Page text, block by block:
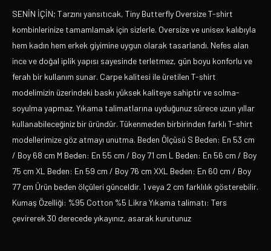
SENİN İÇİN; Tarzını yansıtıcak, Tiny Butterfly Oversize T-shirt
kombinlerinize tamamlamak için sizlerle. Oversize ve unisex kalıbıyla
hem kadın hem erkek giyimine uygun olarak tasarlandı. Nefes alan
ince ve doğal iplik yapısı sayesinde terletmez, gün boyu konforlu ve
ferah bir kullanım sunar. Carpe kalitesi ile üretilen T-shirt
modelimizin üzerindeki baskı yüksek kaliteye sahiptir ve solma-
soyulma yapmaz. Yıkama talimatlarına uyduğunuz sürece uzun yıllar
kullanabileceğiniz bir üründür. Tükenmeden birbirinden farklı T-shirt
modellerimize göz atmayı unutma. Beden Ölçüsü S Beden: En 53 cm
/ Boy 68 cm M Beden: En 55 cm / Boy 71 cm L Beden: En 56 cm / Boy
75 cm XL Beden: En 59 cm / Boy 76 cm XXL Beden: En 60 cm / Boy
77 cm Ürün beden ölçüleri günceldir. 1 veya 2 cm farklılık gösterebilir.
Kumaş Özelliği: %95 Cotton %5 Likra Yıkama talimatı: Ters
çevirerek 30 derecede yıkayınız, asarak kurutunuz